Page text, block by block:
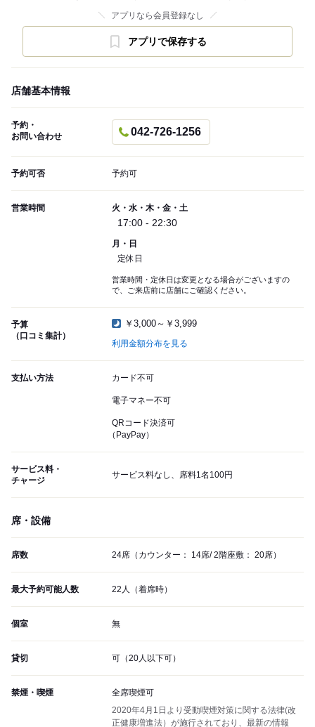
アプリなら会員登録なし
アプリで保存する
店舗基本情報
予約・
お問い合わせ
042-726-1256
予約可否 予約可
営業時間 火・水・木・金・土
17:00 - 22:30
月・日
定休日
営業時間・定休日は変更となる場合がございますの
で、ご来店前に店舗にご確認ください。
予算
（口コミ集計）
￥3,000～￥3,999
利用金額分布を見る
支払い方法 カード不可
電子マネー不可
QRコード決済可
（PayPay）
サービス料・
チャージ
サービス料なし、席料1名100円
席・設備
席数 24席（カウンター： 14席/ 2階座敷： 20席）
最大予約可能人数 22人（着席時）
個室 無
貸切 可（20人以下可）
禁煙・喫煙
全席喫煙可
2020年4月1日より受動喫煙対策に関する法律(改
正健康増進法）が施行されており、最新の情報